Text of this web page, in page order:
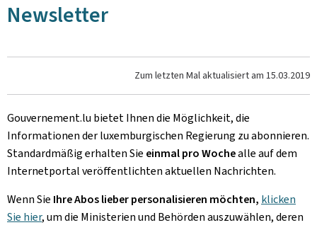
Newsletter
Zum letzten Mal aktualisiert am 15.03.2019
Gouvernement.lu bietet Ihnen die Möglichkeit, die
Informationen der luxemburgischen Regierung zu abonnieren.
Standardmäßig erhalten Sie einmal pro Wochealle auf dem
Internetportal veröffentlichten aktuellen Nachrichten.
Wenn Sie Ihre Abos lieber personalisieren möchten, klicken
Sie hier, umdie Ministerien und Behörden auszuwählen, deren